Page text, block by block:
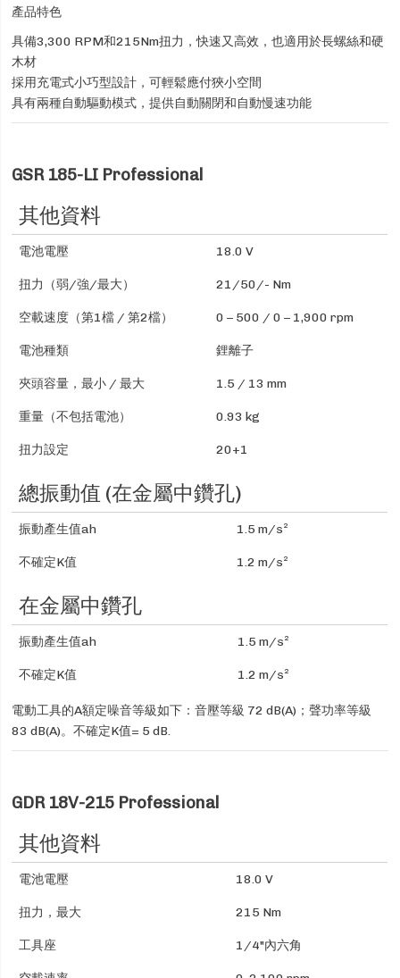
產品特色
具備3,300 RPM和215Nm扭力，快速又高效，也適用於長螺絲和硬
木材
採用充電式小巧型設計，可輕鬆應付狹小空間
具有兩種自動驅動模式，提供自動關閉和自動慢速功能
GSR 185-LI Professional
其他資料
電池電壓 18.0 V
扭力（弱/強/最大） 21/50/- Nm
空載速度（第1檔 / 第2檔） 0 – 500 / 0 – 1,900 rpm
電池種類 鋰離子
夾頭容量，最小 / 最大 1.5 / 13 mm
重量（不包括電池） 0.93 kg
扭力設定 20+1
總振動值 (在金屬中鑽孔)
振動產生值ah 1.5 m/s²
不確定K值 1.2 m/s²
在金屬中鑽孔
振動產生值ah 1.5 m/s²
不確定K值 1.2 m/s²
電動工具的A額定噪音等級如下：音壓等級 72 dB(A)；聲功率等級
83 dB(A)。不確定K值= 5 dB.
GDR 18V-215 Professional
其他資料
電池電壓 18.0 V
扭力，最大 215 Nm
工具座 1/4"內六角